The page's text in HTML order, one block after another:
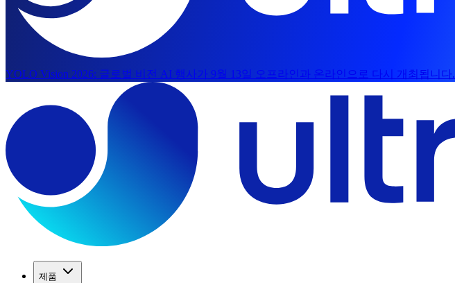
YOLO Vision 2026: 글로벌 비전 AI 행사가 9월 13일 오프라인과 온라인으로 다시 개최됩니다.
제품